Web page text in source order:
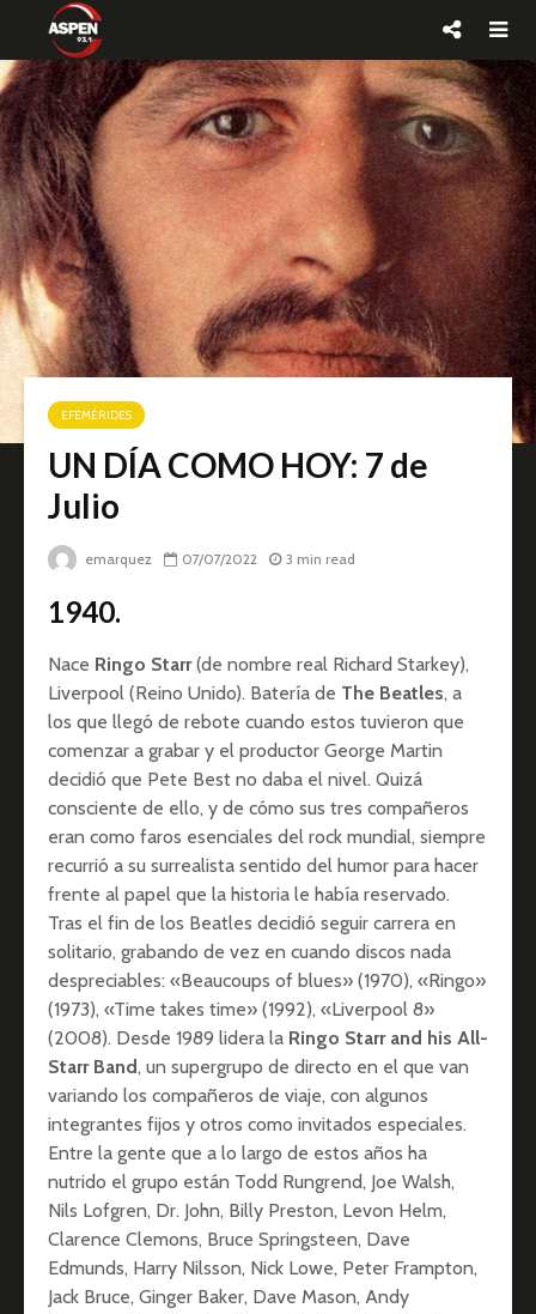
EFEMÉRIDES
UN DÍA COMO HOY: 7 de
Julio
emarquez 07/07/2022 3 min read
1940.
Nace Ringo Starr(de nombre real Richard Starkey),
Liverpool (Reino Unido). Batería de The Beatles, a
los que llegó de rebote cuando estos tuvieron que
comenzar a grabar y el productor George Martin
decidió que Pete Best no daba el nivel. Quizá
consciente de ello, y de cómo sus tres compañeros
eran como faros esenciales del rock mundial, siempre
recurrió a su surrealista sentido del humor para hacer
frente al papel que la historia le había reservado.
Tras el fin de los Beatles decidió seguir carrera en
solitario, grabando de vez en cuando discos nada
despreciables: «Beaucoups of blues» (1970), «Ringo»
(1973), «Time takes time» (1992), «Liverpool 8»
(2008). Desde 1989 lidera la Ringo Starr and his All-
Starr Band, un supergrupo de directo en el que van
variando los compañeros de viaje, con algunos
integrantes fijos y otros como invitados especiales.
Entre la gente que a lo largo de estos años ha
nutrido el grupo están Todd Rungrend, Joe Walsh,
Nils Lofgren, Dr. John, Billy Preston, Levon Helm,
Clarence Clemons, Bruce Springsteen, Dave
Edmunds, Harry Nilsson, Nick Lowe, Peter Frampton,
Jack Bruce, Ginger Baker, Dave Mason, Andy